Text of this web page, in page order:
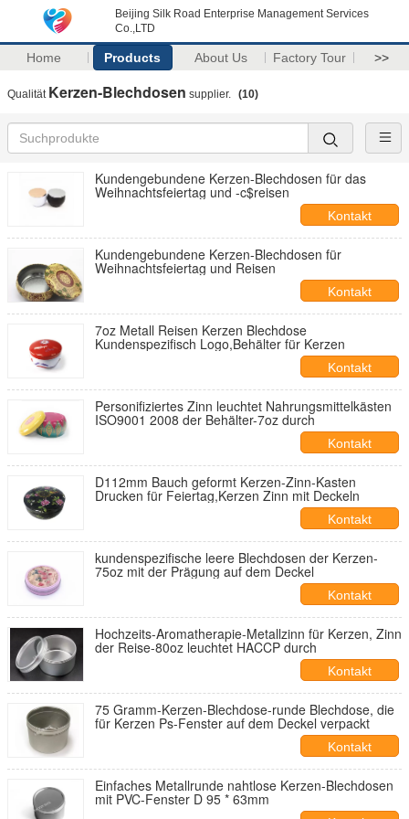
Beijing Silk Road Enterprise Management Services
Co.,LTD
Home Products About Us Factory Tour >>
Qualität Kerzen-Blechdosen supplier. (10)
Kundengebundene Kerzen-Blechdosen für das
Weihnachtsfeiertag und -c$reisen
Kontakt
Kundengebundene Kerzen-Blechdosen für
Weihnachtsfeiertag und Reisen
Kontakt
7oz Metall Reisen Kerzen Blechdose
Kundenspezifisch Logo,Behälter für Kerzen
Kontakt
Personifiziertes Zinn leuchtet Nahrungsmittelkästen
ISO9001 2008 der Behälter-7oz durch
Kontakt
D112mm Bauch geformt Kerzen-Zinn-Kasten
Drucken für Feiertag,Kerzen Zinn mit Deckeln
Kontakt
kundenspezifische leere Blechdosen der Kerzen-
75oz mit der Prägung auf dem Deckel
Kontakt
Hochzeits-Aromatherapie-Metallzinn für Kerzen, Zinn
der Reise-80oz leuchtet HACCP durch
Kontakt
75 Gramm-Kerzen-Blechdose-runde Blechdose, die
für Kerzen Ps-Fenster auf dem Deckel verpackt
Kontakt
Einfaches Metallrunde nahtlose Kerzen-Blechdosen
mit PVC-Fenster D 95 * 63mm